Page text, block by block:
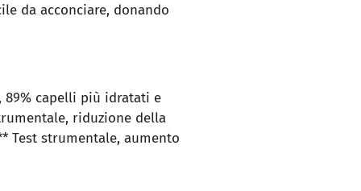
da acconciare, donando
89% capelli più idratati e
riduzione della
Test strumentale, aumento